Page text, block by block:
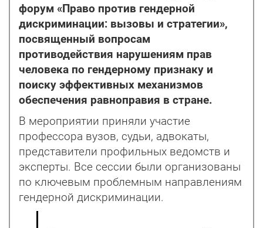
форум «Право против гендерной
дискриминации: вызовы и стратегии»,
посвященный вопросам
противодействия нарушениям прав
человека по гендерному признаку и
поиску эффективных механизмов
обеспечения равноправия в стране.
В мероприятии приняли участие
профессора вузов, судьи, адвокаты,
представители профильных ведомств и
эксперты. Все сессии были организованы
по ключевым проблемным направлениям
гендерной дискриминации.